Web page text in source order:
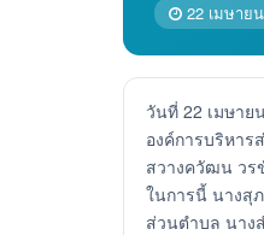
22 เมษาย
วันที่ 22 เมษาย
องค์การบริหา
สวางควัฒน วร
ในการนี้ นางสุ
ส่วนตำบล นาง